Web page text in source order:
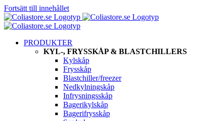
Fortsätt till innehållet
PRODUKTER
KYL-, FRYSSKÅP & BLASTCHILLERS
Kylskåp
Frysskåp
Blastchiller/freezer
Nedkylningskåp
Infrysningsskåp
Bagerikylskåp
Bagerifrysskåp